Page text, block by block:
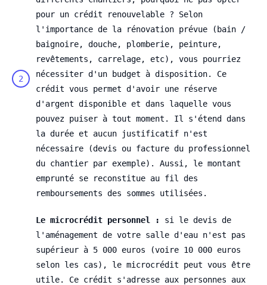
pour un crédit renouvelable ? Selon
l'importance de la rénovation prévue (bain /
baignoire, douche, plomberie, peinture,
revêtements, carrelage, etc), vous pourriez
nécessiter d'un budget à disposition. Ce
crédit vous permet d'avoir une réserve
d'argent disponible et dans laquelle vous
pouvez puiser à tout moment. Il s'étend dans
la durée et aucun justificatif n'est
nécessaire (devis ou facture du professionnel
du chantier par exemple). Aussi, le montant
emprunté se reconstitue au fil des
remboursements des sommes utilisées.
Le microcrédit personnel :
si le devis de
l'aménagement de votre salle d'eau n'est pas
supérieur à 5 000 euros (voire 10 000 euros
selon les cas), le microcrédit peut vous être
utile. Ce crédit s'adresse aux personnes aux